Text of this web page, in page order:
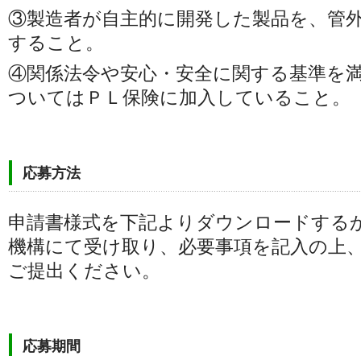
③製造者が自主的に開発した製品を、管
すること。
④関係法令や安心・安全に関する基準を
ついてはＰＬ保険に加入していること。
応募方法
申請書様式を下記よりダウンロードする
機構にて受け取り、必要事項を記入の上
ご提出ください。
応募期間